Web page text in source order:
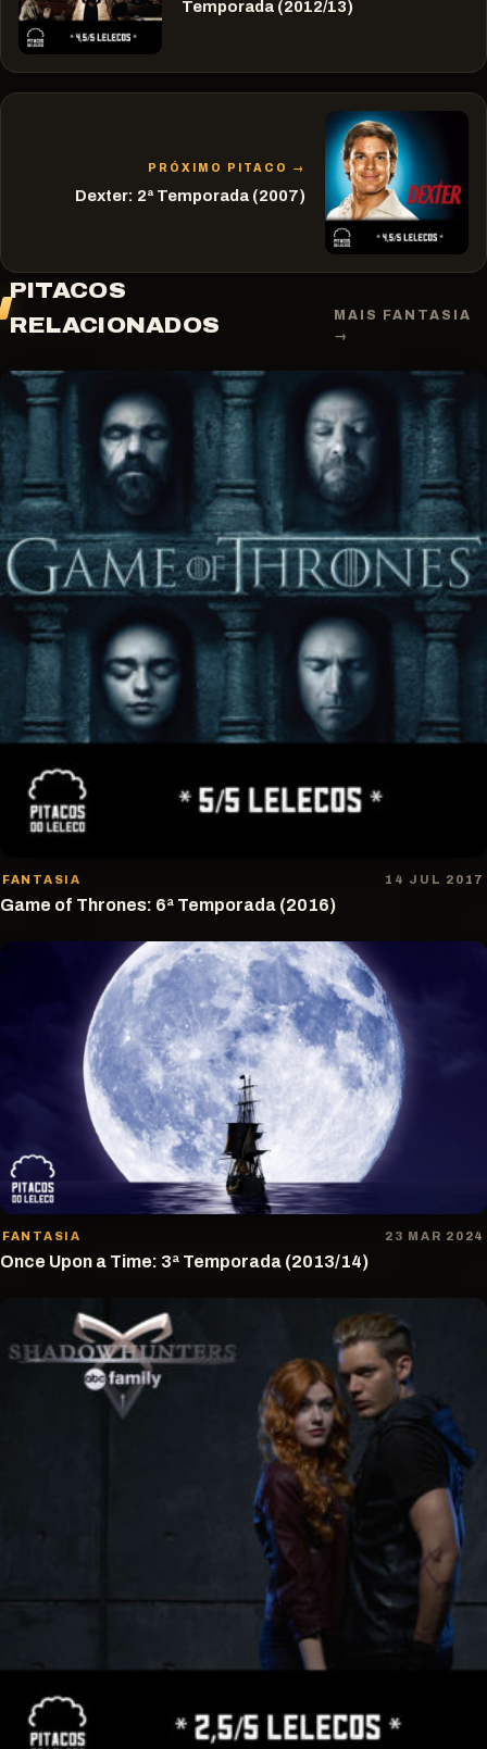
Temporada (2012/13)
PRÓXIMO PITACO →
Dexter: 2ª Temporada (2007)
PITACOS
RELACIONADOS
MAIS FANTASIA
→
FANTASIA 14 JUL 2017
Game of Thrones: 6ª Temporada (2016)
FANTASIA 23 MAR 2024
Once Upon a Time: 3ª Temporada (2013/14)